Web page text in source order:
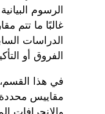
الرسوم
غالبًا ما تتم
الدراسات
الفروق أو
في هذا
مقاييس